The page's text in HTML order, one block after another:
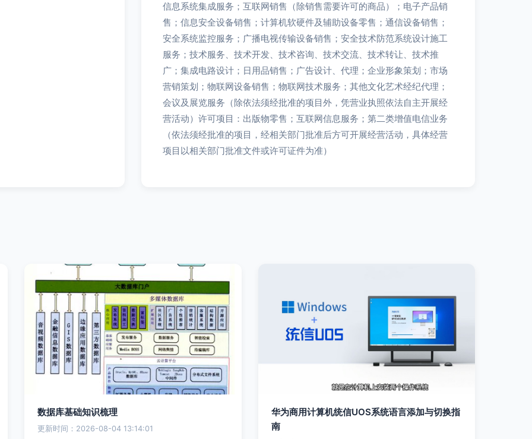
信息系统集成服务；互联网销售（除销售需要许可的商品）；电子产品销
售；信息安全设备销售；计算机软硬件及辅助设备零售；通信设备销售；
安全系统监控服务；广播电视传输设备销售；安全技术防范系统设计施工
服务；技术服务、技术开发、技术咨询、技术交流、技术转让、技术推
广；集成电路设计；日用品销售；广告设计、代理；企业形象策划；市场
营销策划；物联网设备销售；物联网技术服务；其他文化艺术经纪代理；
会议及展览服务（除依法须经批准的项目外，凭营业执照依法自主开展经
营活动）许可项目：出版物零售；互联网信息服务；第二类增值电信业务
（依法须经批准的项目，经相关部门批准后方可开展经营活动，具体经营
项目以相关部门批准文件或许可证件为准）
数据库基础知识梳理
更新时间：2026-08-04 13:14:01
华为商用计算机统信UOS系统语言添加与切换指
南